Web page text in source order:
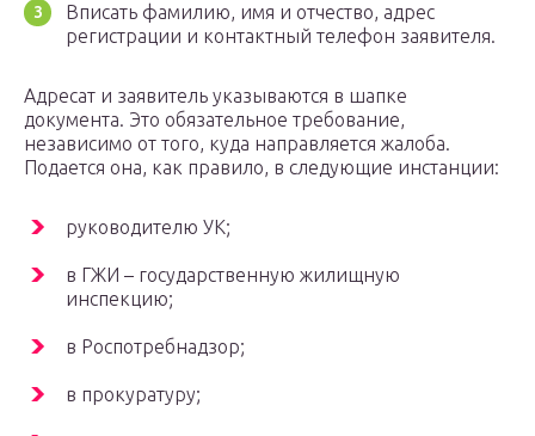
Вписать фамилию, имя и отчество, адрес
регистрации и контактный телефон заявителя.
Адресат и заявитель указываются в шапке
документа. Это обязательное требование,
независимо от того, куда направляется жалоба.
Подается она, как правило, в следующие инстанции:
руководителю УК;
в ГЖИ – государственную жилищную
инспекцию;
в Роспотребнадзор;
в прокуратуру;